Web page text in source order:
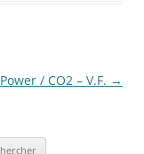
Power / CO2 – V.F. →